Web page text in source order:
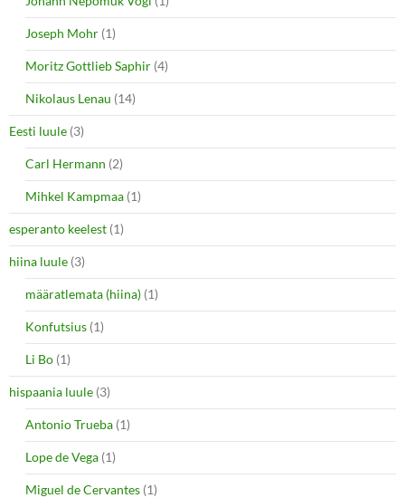
Joseph Mohr (1)
Moritz Gottlieb Saphir (4)
Nikolaus Lenau (14)
Eesti luule (3)
Carl Hermann (2)
Mihkel Kampmaa (1)
esperanto keelest (1)
hiina luule (3)
määratlemata (hiina) (1)
Konfutsius (1)
Li Bo (1)
hispaania luule (3)
Antonio Trueba (1)
Lope de Vega (1)
Miguel de Cervantes (1)